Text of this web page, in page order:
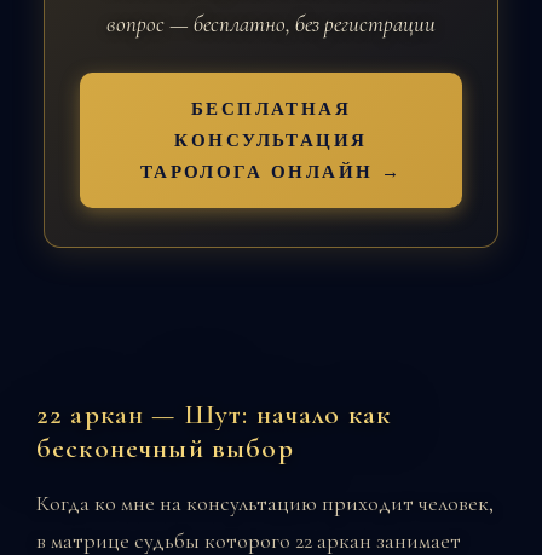
вопрос — бесплатно, без регистрации
БЕСПЛАТНАЯ
КОНСУЛЬТАЦИЯ
ТАРОЛОГА ОНЛАЙН →
22 аркан — Шут: начало как
бесконечный выбор
Когда ко мне на консультацию приходит человек,
в матрице судьбы которого 22 аркан занимает